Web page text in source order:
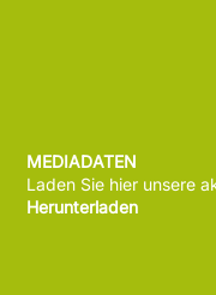
MEDIADATEN
Laden Sie hier unsere
Herunterladen